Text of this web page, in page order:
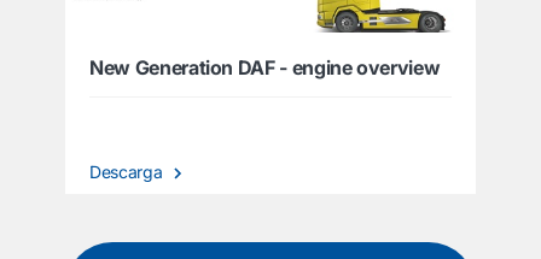
New Generation DAF - engine overview
Descarga